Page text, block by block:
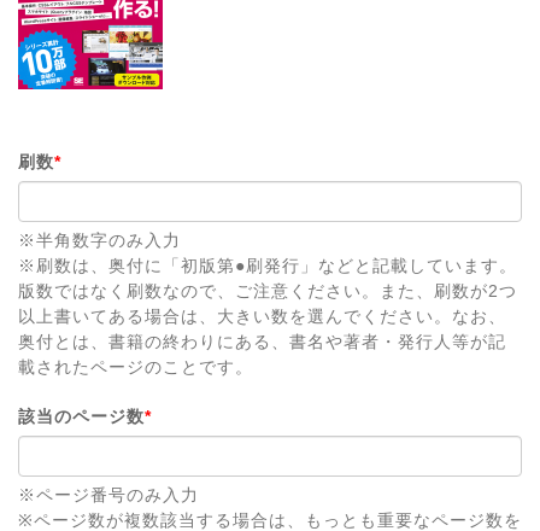
刷数*
※半角数字のみ入力
※刷数は、奥付に「初版第●刷発行」などと記載しています。
版数ではなく刷数なので、ご注意ください。また、刷数が2つ
以上書いてある場合は、大きい数を選んでください。なお、
奥付とは、書籍の終わりにある、書名や著者・発行人等が記
載されたページのことです。
該当のページ数*
※ページ番号のみ入力
※ページ数が複数該当する場合は、もっとも重要なページ数を